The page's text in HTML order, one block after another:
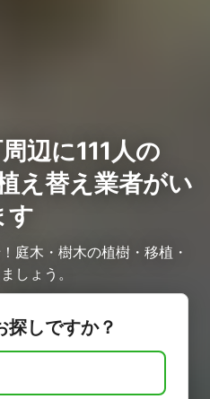
辺に111人の
え替え業者がい
す
庭木・樹木の植樹・移植・
しょう。
探しですか？